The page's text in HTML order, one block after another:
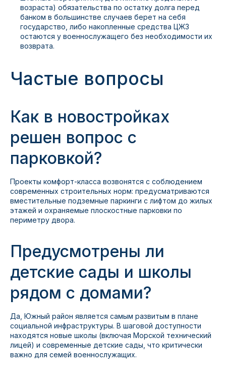
возраста) обязательства по остатку долга перед
банком в большинстве случаев берет на себя
государство, либо накопленные средства ЦЖЗ
остаются у военнослужащего без необходимости их
возврата.
Частые вопросы
Как в новостройках
решен вопрос с
парковкой?
Проекты комфорт-класса возвонятся с соблюдением
современных строительных норм: предусматриваются
вместительные подземные паркинги с лифтом до жилых
этажей и охраняемые плоскостные парковки по
периметру двора.
Предусмотрены ли
детские сады и школы
рядом с домами?
Да, Южный район является самым развитым в плане
социальной инфраструктуры. В шаговой доступности
находятся новые школы (включая Морской технический
лицей) и современные детские сады, что критически
важно для семей военнослужащих.